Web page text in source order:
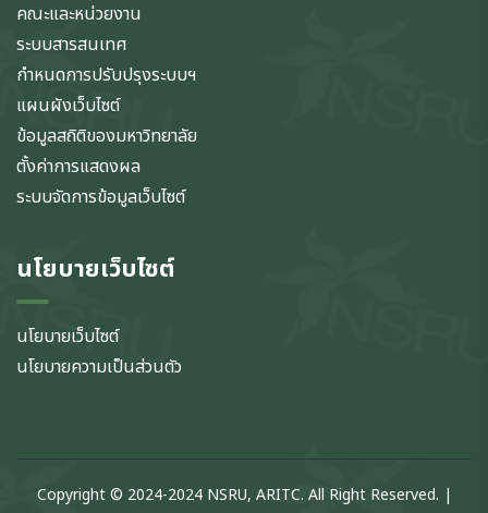
คณะและหน่วยงาน
ระบบสารสนเทศ
กำหนดการปรับปรุงระบบฯ
แผนผังเว็บไซต์
ข้อมูลสถิติของมหาวิทยาลัย
ตั้งค่าการแสดงผล
ระบบจัดการข้อมูลเว็บไซต์
นโยบายเว็บไซต์
นโยบายเว็บไซต์
นโยบายความเป็นส่วนตัว
Copyright © 2024-2024 NSRU, ARITC. All Right Reserved. |